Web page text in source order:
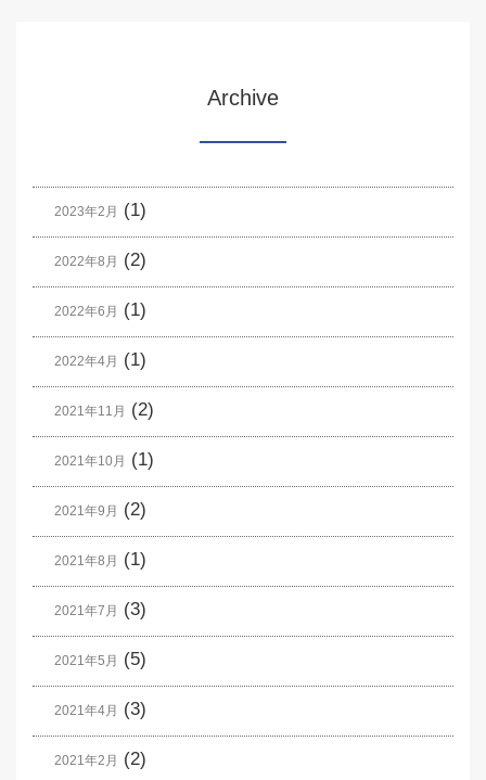
Archive
2023年2月 (1)
2022年8月 (2)
2022年6月 (1)
2022年4月 (1)
2021年11月 (2)
2021年10月 (1)
2021年9月 (2)
2021年8月 (1)
2021年7月 (3)
2021年5月 (5)
2021年4月 (3)
2021年2月 (2)